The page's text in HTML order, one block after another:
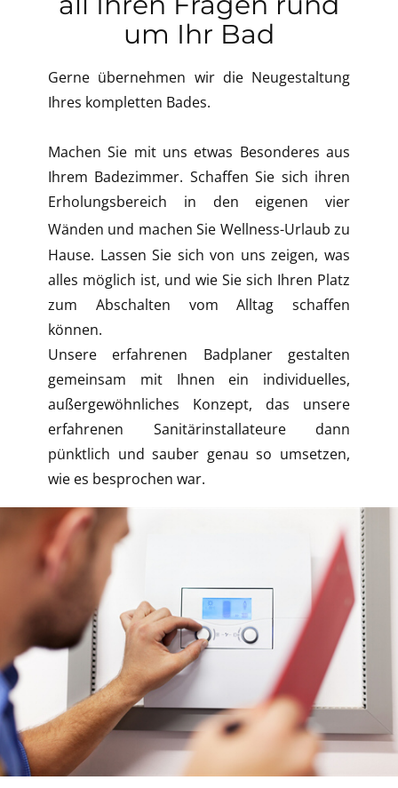
um Ihr Bad
Gerne übernehmen wir die Neugestaltung
Ihres kompletten Bades.
Machen Sie mit uns etwas Besonderes aus
Ihrem Badezimmer. Schaffen Sie sich ihren
Erholungsbereich in den eigenen vier
Wänden und machen Sie Wellness-Urlaub zu
Hause. Lassen Sie sich von uns zeigen, was
alles möglich ist, und wie Sie sich Ihren Platz
zum Abschalten vom Alltag schaffen
können.
Unsere erfahrenen Badplaner gestalten
gemeinsam mit Ihnen ein individuelles,
außergewöhnliches Konzept, das unsere
erfahrenen Sanitärinstallateure dann
pünktlich und sauber genau so umsetzen,
wie es besprochen war.